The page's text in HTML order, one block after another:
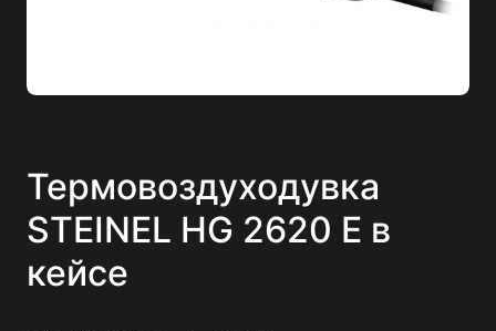
Термовоздуходувка
STEINEL HG 2620 E в
кейсе